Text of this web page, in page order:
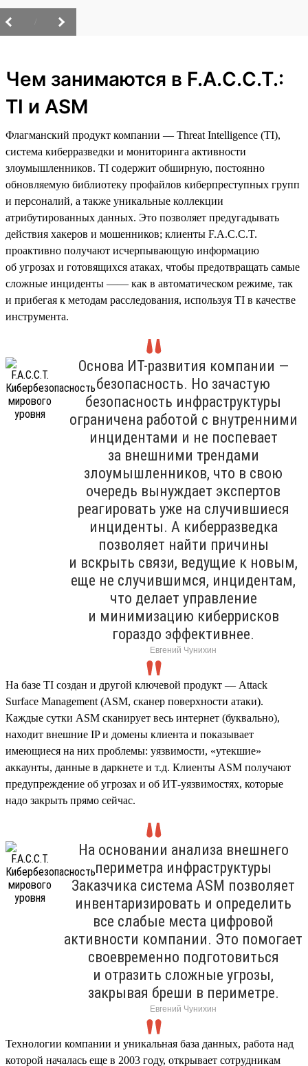
Чем занимаются в F.A.C.C.T.:
TI и ASM
Флагманский продукт компании — Threat Intelligence (TI),
система киберразведки и мониторинга активности
злоумышленников. TI содержит обширную, постоянно
обновляемую библиотеку профайлов киберпреступных групп
и персоналий, а также уникальные коллекции
атрибутированных данных. Это позволяет предугадывать
действия хакеров и мошенников; клиенты F.A.C.C.T.
проактивно получают исчерпывающую информацию
об угрозах и готовящихся атаках, чтобы предотвращать самые
сложные инциденты —— как в автоматическом режиме, так
и прибегая к методам расследования, используя TI в качестве
инструмента.
Основа ИТ-развития компании —
безопасность. Но зачастую
безопасность инфраструктуры
ограничена работой с внутренними
инцидентами и не поспевает
за внешними трендами
злоумышленников, что в свою
очередь вынуждает экспертов
реагировать уже на случившиеся
инциденты. А киберразведка
позволяет найти причины
и вскрыть связи, ведущие к новым,
еще не случившимся, инцидентам,
что делает управление
и минимизацию киберрисков
гораздо эффективнее.
Евгений Чунихин
На базе TI создан и другой ключевой продукт — Attack
Surface Management (ASM, сканер поверхности атаки).
Каждые сутки ASM сканирует весь интернет (буквально),
находит внешние IP и домены клиента и показывает
имеющиеся на них проблемы: уязвимости, «утекшие»
аккаунты, данные в даркнете и т.д. Клиенты ASM получают
предупреждение об угрозах и об ИТ-уязвимостях, которые
надо закрыть прямо сейчас.
На основании анализа внешнего
периметра инфраструктуры
Заказчика система ASM позволяет
инвентаризировать и определить
все слабые места цифровой
активности компании. Это помогает
своевременно подготовиться
и отразить сложные угрозы,
закрывая бреши в периметре.
Евгений Чунихин
Технологии компании и уникальная база данных, работа над
которой началась еще в 2003 году, открывает сотрудникам